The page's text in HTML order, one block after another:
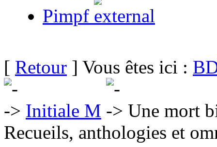
Pimpf
[ Retour ] Vous êtes ici :
Initiale M
Une mort
Recueils, anthologies et